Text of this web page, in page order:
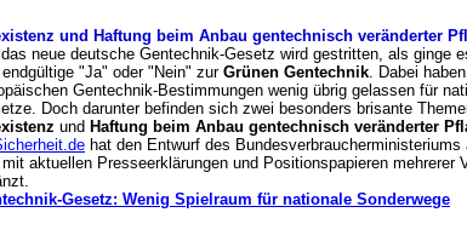
und Haftung beim Anbau gentechnisch veränderter
neue deutsche Gentechnik-Gesetz wird gestritten, als ginge
"Ja" oder "Nein" zur Grünen Gentechnik. Dabei
Gentechnik-Bestimmungen wenig übrig gelassen für
Doch darunter befinden sich zwei besonders brisante
und Haftung beim Anbau gentechnisch veränderter
hat den Entwurf des Bundesverbraucherministeriums
aktuellen Presseerklärungen und Positionspapieren mehrerer
Gesetz: Wenig Spielraum für nationale Sonderwege